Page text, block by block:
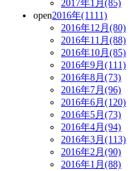
2017年1月(85)
open2016年(1111)
2016年12月(80)
2016年11月(88)
2016年10月(85)
2016年9月(111)
2016年8月(73)
2016年7月(96)
2016年6月(120)
2016年5月(73)
2016年4月(94)
2016年3月(113)
2016年2月(90)
2016年1月(88)